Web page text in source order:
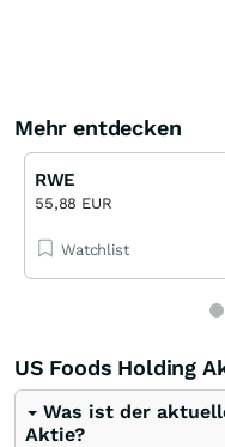
Mehr entdecken
RWE
55,88 EUR
Watchlist
US Foods Holding
Was ist der
Aktie?